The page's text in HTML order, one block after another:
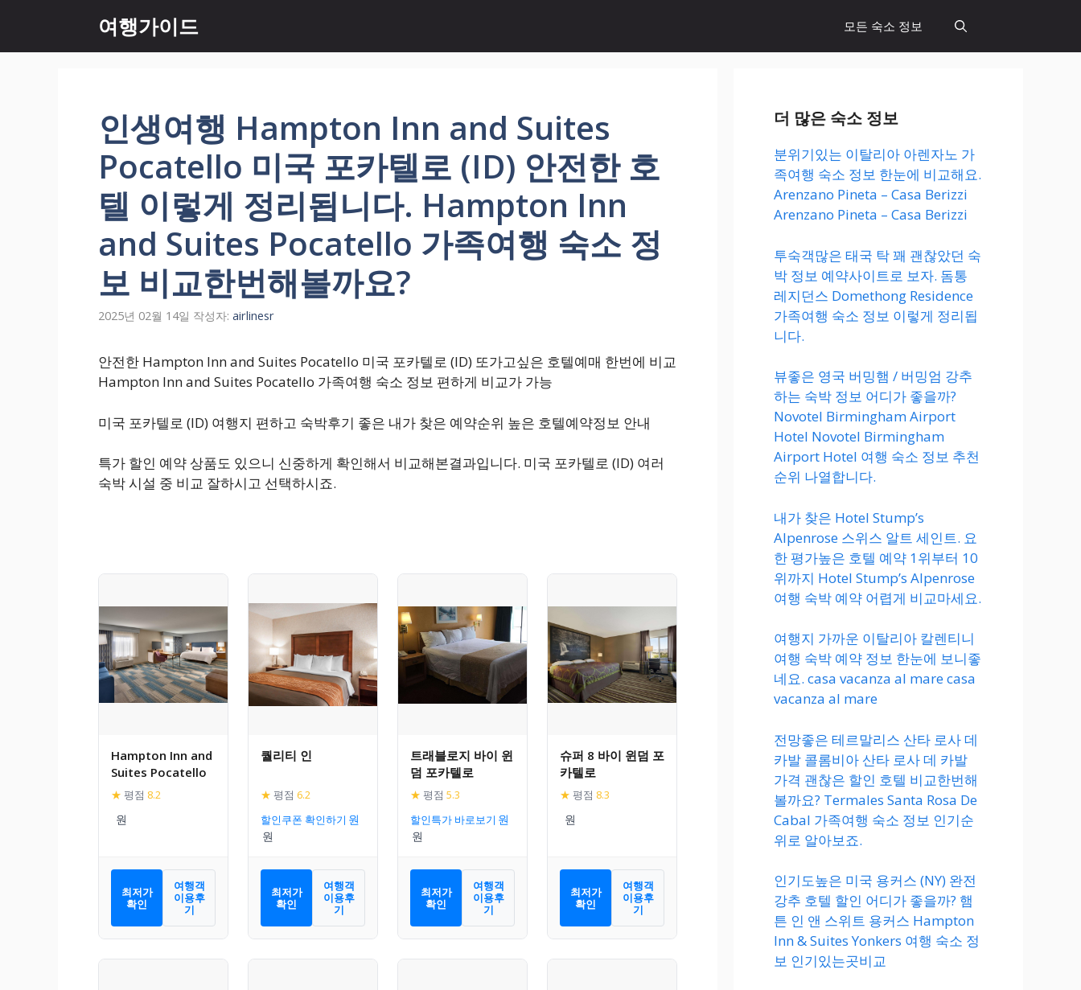
츠
여행가이드 모든 숙소 정보
인생여행 Hampton Inn and Suites
Pocatello 미국 포카텔로 (ID) 안전한 호
텔 이렇게 정리됩니다. Hampton Inn
and Suites Pocatello 가족여행 숙소 정
보 비교한번해볼까요?
2025년 02월 14일 작성자: airlinesr
안전한 Hampton Inn and Suites Pocatello 미국 포카텔로 (ID) 또가고싶은 호텔예매 한번에 비교
Hampton Inn and Suites Pocatello 가족여행 숙소 정보 편하게 비교가 가능
미국 포카텔로 (ID) 여행지 편하고 숙박후기 좋은 내가 찾은 예약순위 높은 호텔예약정보 안내
특가 할인 예약 상품도 있으니 신중하게 확인해서 비교해본결과입니다. 미국 포카텔로 (ID) 여러
숙박 시설 중 비교 잘하시고 선택하시죠.
Hampton Inn and
Suites Pocatello
★ 평점 8.2
최저가
확인
여행객
이용후
기
퀄리티 인
★ 평점 6.2
할인쿠폰 확인하기
최저가
확인
여행객
이용후
기
트래블로지 바이 윈
덤 포카텔로
★ 평점 5.3
할인특가 바로보기
최저가
확인
여행객
이용후
기
슈퍼 8 바이 윈덤 포
카텔로
★ 평점 8.3
최저가
확인
여행객
이용후
기
더 많은 숙소 정보
분위기있는 이탈리아 아렌자노 가
족여행 숙소 정보 한눈에 비교해요.
Arenzano Pineta – Casa Berizzi
Arenzano Pineta – Casa Berizzi
투숙객많은 태국 탁 꽤 괜찮았던 숙
박 정보 예약사이트로 보자. 돔통
레지던스 Domethong Residence
가족여행 숙소 정보 이렇게 정리됩
니다.
뷰좋은 영국 버밍햄 / 버밍엄 강추
하는 숙박 정보 어디가 좋을까?
Novotel Birmingham Airport
Hotel Novotel Birmingham
Airport Hotel 여행 숙소 정보 추천
순위 나열합니다.
내가 찾은 Hotel Stump’s
Alpenrose 스위스 알트 세인트. 요
한 평가높은 호텔 예약 1위부터 10
위까지 Hotel Stump’s Alpenrose
여행 숙박 예약 어렵게 비교마세요.
여행지 가까운 이탈리아 칼렌티니
여행 숙박 예약 정보 한눈에 보니좋
네요. casa vacanza al mare casa
vacanza al mare
전망좋은 테르말리스 산타 로사 데
카발 콜롬비아 산타 로사 데 카발
가격 괜찮은 할인 호텔 비교한번해
볼까요? Termales Santa Rosa De
Cabal 가족여행 숙소 정보 인기순
위로 알아보죠.
인기도높은 미국 용커스 (NY) 완전
강추 호텔 할인 어디가 좋을까? 햄
튼 인 앤 스위트 용커스 Hampton
Inn & Suites Yonkers 여행 숙소 정
보 인기있는곳비교